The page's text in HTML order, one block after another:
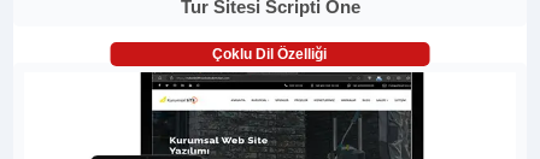
Tur Sitesi Scripti One
Çoklu Dil Özelliği